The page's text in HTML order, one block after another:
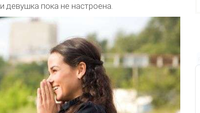
девушка пока не настроена.